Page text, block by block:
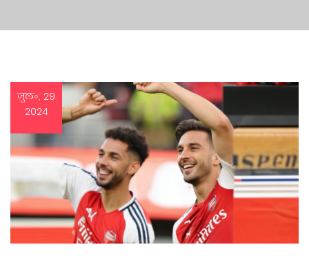
जुल॰, 29
2024